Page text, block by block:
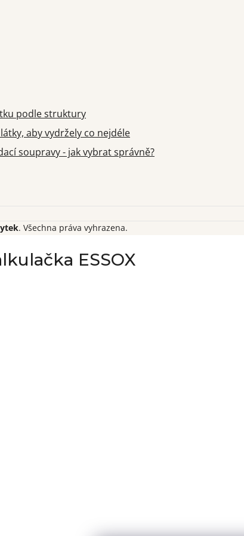
podle struktury
aby vydržely co nejdéle
soupravy - jak vybrat správně?
. Všechna práva vyhrazena.
ESSOX